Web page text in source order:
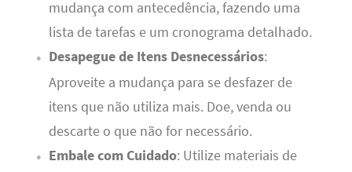
mudança com antecedência, fazendo uma
lista de tarefas e um cronograma detalhado.
Desapegue de Itens Desnecessários:
Aproveite a mudança para se desfazer de
itens que não utiliza mais. Doe, venda ou
descarte o que não for necessário.
Embale com Cuidado: Utilize materiais de